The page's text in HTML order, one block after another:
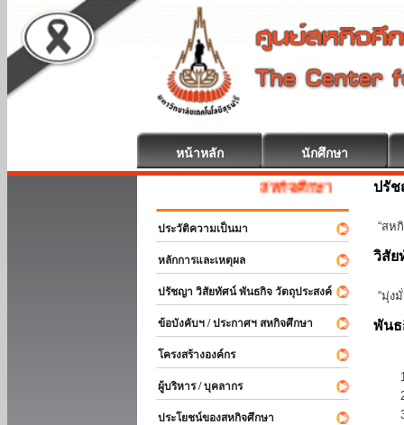
หน้าหลัก นักศึกษา
สหกิจศึกษา ยินดีต้อนรับ
ประวัติความเป็นมา
หลักการและเหตุผล
ปรัชญา วิสัยทัศน์ พันธกิจ วัตถุประสงค์
ข้อบังคับฯ / ประกาศฯ สหกิจศึกษา
โครงสร้างองค์กร
ผู้บริหาร / บุคลากร
ประโยชน์ของสหกิจศึกษา
ปรั
“สห
วิสัย
“มุ่ง
พัน